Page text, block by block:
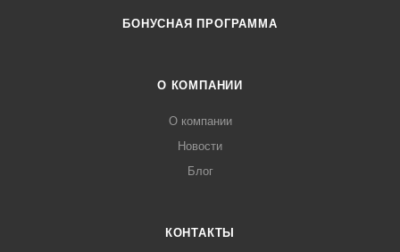
БОНУСНАЯ ПРОГРАММА
О КОМПАНИИ
О компании
Новости
Блог
КОНТАКТЫ